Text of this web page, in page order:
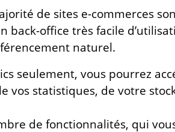
de sites e-commerces
back-office très facile
naturel.
seulement, vous pourrez
vos statistiques, de votre
de fonctionnalités, qui